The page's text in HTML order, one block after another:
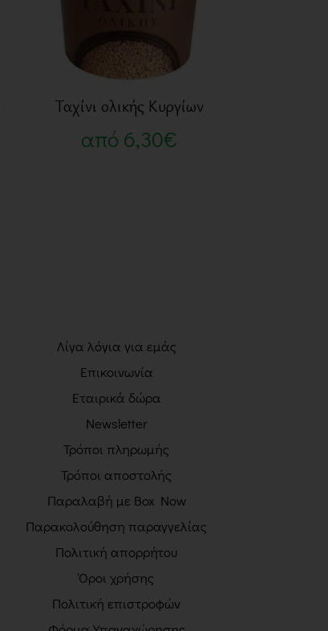
Ταχίνι ολικής Κυργίων
από 6,30€
Λίγα λόγια για εμάς
Επικοινωνία
Εταιρικά δώρα
Newsletter
Τρόποι πληρωμής
Τρόποι αποστολής
Παραλαβή με Box Now
Παρακολούθηση παραγγελίας
Πολιτική απορρήτου
Όροι χρήσης
Πολιτική επιστροφών